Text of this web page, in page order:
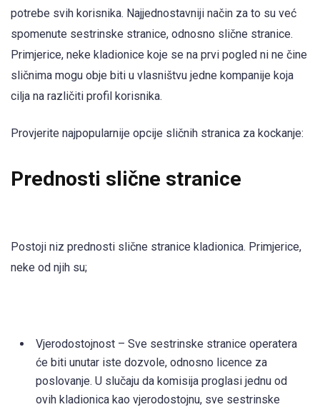
potrebe svih korisnika. Najjednostavniji način za to su već
spomenute sestrinske stranice, odnosno slične stranice.
Primjerice, neke kladionice koje se na prvi pogled ni ne čine
sličnima mogu obje biti u vlasništvu jedne kompanije koja
cilja na različiti profil korisnika.
Provjerite najpopularnije opcije sličnih stranica za kockanje:
Prednosti slične stranice
Postoji niz prednosti slične stranice kladionica. Primjerice,
neke od njih su;
Vjerodostojnost – Sve sestrinske stranice operatera
će biti unutar iste dozvole, odnosno licence za
poslovanje. U slučaju da komisija proglasi jednu od
ovih kladionica kao vjerodostojnu, sve sestrinske